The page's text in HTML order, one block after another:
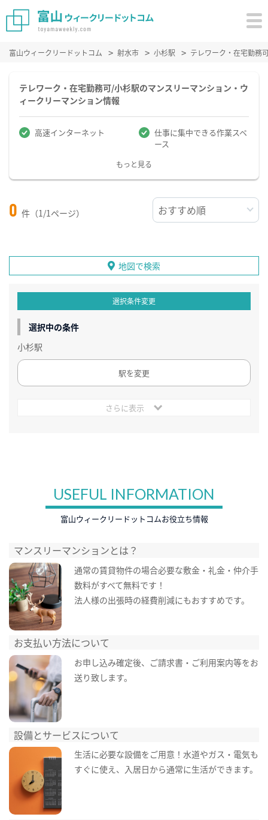
富山ウィークリードットコム 射水市 小杉駅 テレワーク・在宅勤務
テレワーク・在宅勤務可/小杉駅のマンスリーマンション・ウ
ィークリーマンション情報
高速インターネット
仕事に集中できる作業スペ
ース
もっと見る
0 件（1/1ページ）
地図で検索
選択条件変更
選択中の条件
小杉駅
駅を変更
さらに表示
USEFUL INFORMATION
富山ウィークリードットコムお役立ち情報
マンスリーマンションとは？
通常の賃貸物件の場合必要な敷金・礼金・仲介手
数料がすべて無料です！
法人様の出張時の経費削減にもおすすめです。
お支払い方法について
お申し込み確定後、ご請求書・ご利用案内等をお
送り致します。
設備とサービスについて
生活に必要な設備をご用意！水道やガス・電気も
すぐに使え、入居日から通常に生活ができます。